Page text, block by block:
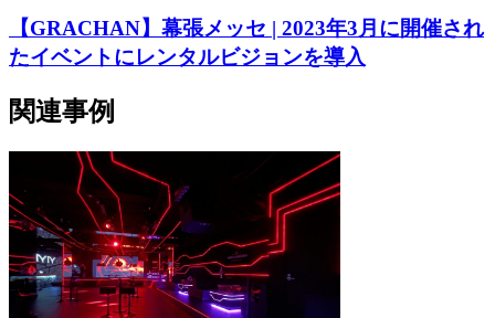
【GRACHAN】幕張メッセ | 2023年3月に開催され
たイベントにレンタルビジョンを導入
関連事例